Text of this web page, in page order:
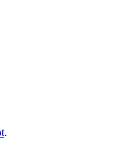
.